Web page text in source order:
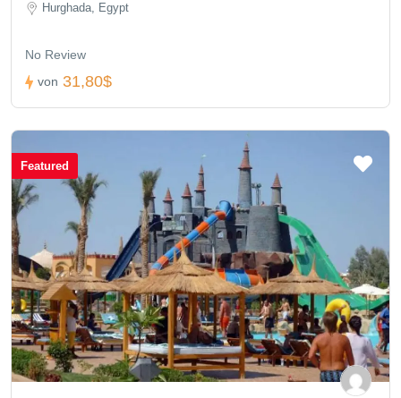
Hurghada, Egypt
No Review
von 31,80$
Featured